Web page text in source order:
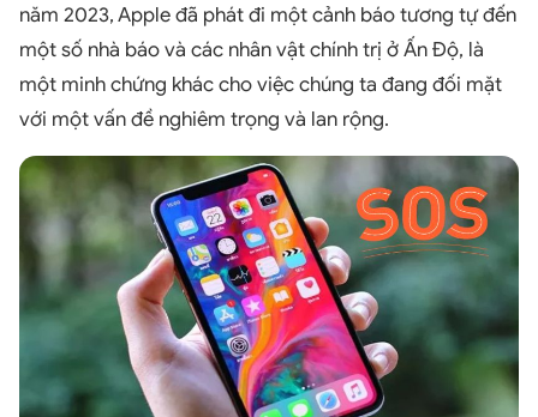
năm 2023, Apple đã phát đi một cảnh báo tương tự đến
một số nhà báo và các nhân vật chính trị ở Ấn Độ, là
một minh chứng khác cho việc chúng ta đang đối mặt
với một vấn đề nghiêm trọng và lan rộng.